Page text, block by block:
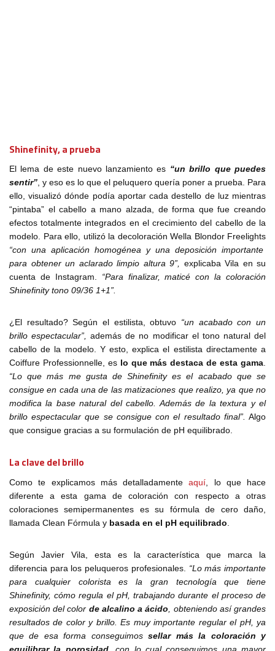
Shinefinity, a prueba
El lema de este nuevo lanzamiento es “un brillo que puedes
sentir”, y eso es lo que el peluquero quería poner a prueba. Para
ello, visualizó dónde podía aportar cada destello de luz mientras
“pintaba” el cabello a mano alzada, de forma que fue creando
efectos totalmente integrados en el crecimiento del cabello de la
modelo. Para ello, utilizó la decoloración Wella Blondor Freelights
“con una aplicación homogénea y una deposición importante
para obtener un aclarado limpio altura 9”, explicaba Vila en su
cuenta de Instagram. “Para finalizar, maticé con la coloración
Shinefinity tono 09/36 1+1”.
¿El resultado? Según el estilista, obtuvo “un acabado con un
brillo espectacular”, además de no modificar el tono natural del
cabello de la modelo. Y esto, explica el estilista directamente a
Coiffure Professionnelle, es lo que más destaca de esta gama.
“Lo que más me gusta de Shinefinity es el acabado que se
consigue en cada una de las matizaciones que realizo, ya que no
modifica la base natural del cabello. Además de la textura y el
brillo espectacular que se consigue con el resultado final”. Algo
que consigue gracias a su formulación de pH equilibrado.
La clave del brillo
Como te explicamos más detalladamenteaquí , lo que hace
diferente a esta gama de coloración con respecto a otras
coloraciones semipermanentes es su fórmula de cero daño,
llamada Clean Fórmula y basada en el pH equilibrado
Según Javier Vila, esta es la característica que marca la
diferencia para los peluqueros profesionales. “Lo más importante
para cualquier colorista es la gran tecnología que tiene
Shinefinity, cómo regula el pH, trabajando durante el proceso de
exposición del color de alcalino a ácido , obteniendo así grandes
resultados de color y brillo. Es muy importante regular el pH, ya
que de esa forma conseguimossellar más la coloración y
equilibrar la porosidad, con lo cual conseguimos una mayor